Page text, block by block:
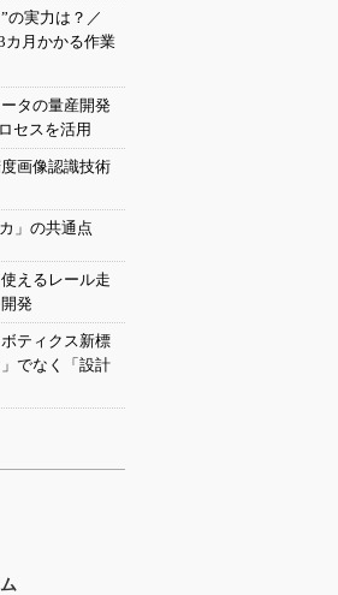
の実力は？／
3カ月かかる作業
タの量産開発
セスを活用
画像認識技術
」の共通点
えるレール走
発
ティクス新標
でなく「設計